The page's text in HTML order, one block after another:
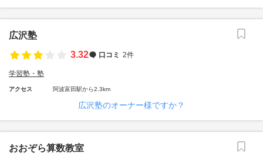
広沢塾
3.32
口コミ 2件
学習塾・塾
アクセス 阿波富田駅から2.3km
広沢塾のオーナー様ですか？
おおぞら算数教室